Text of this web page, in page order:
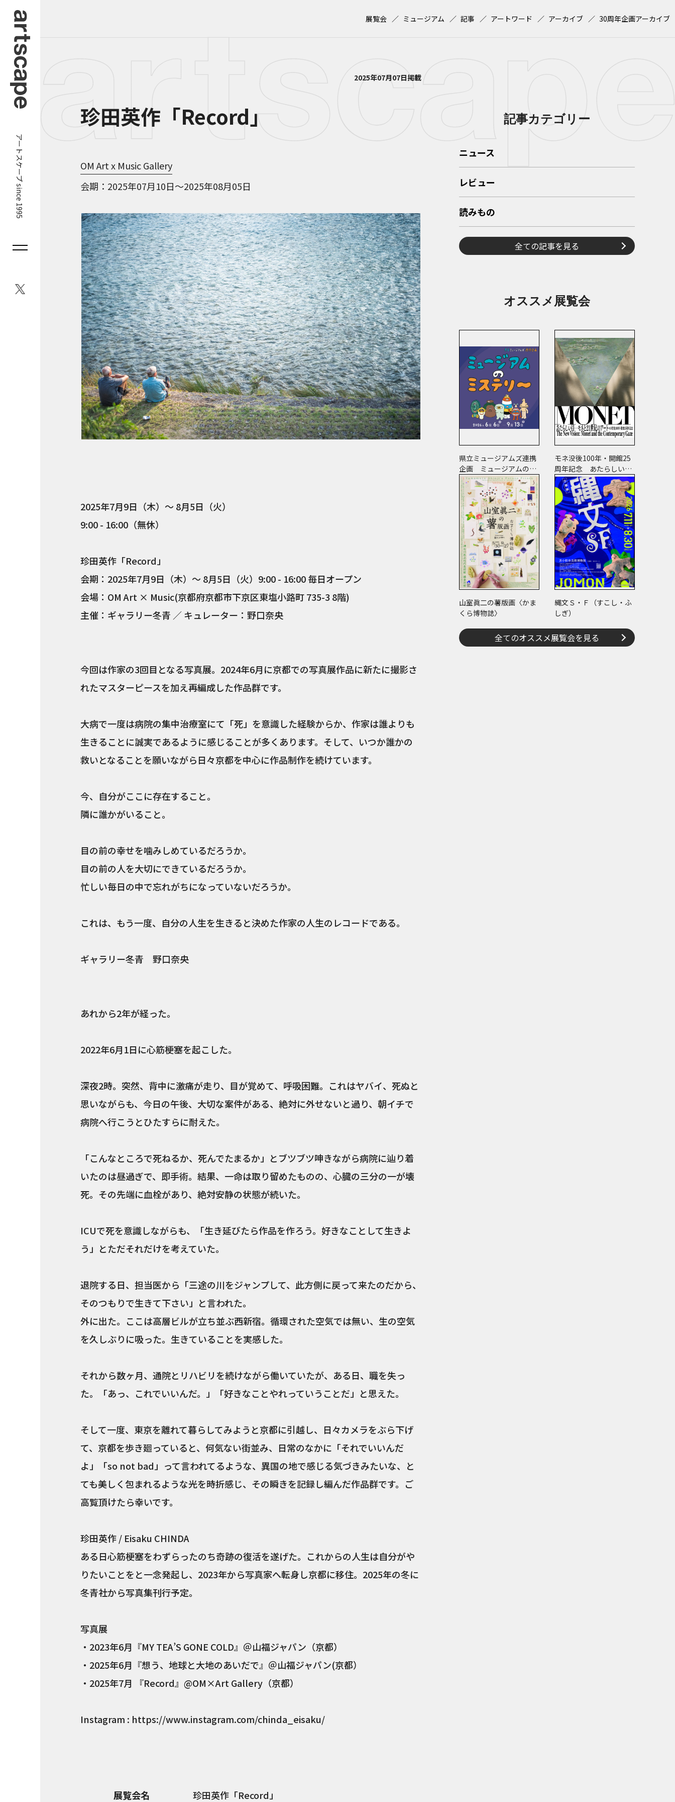
アートスケープ since 1995
展覧会 ミュージアム 記事 アートワード アーカイブ 30周年企画アーカイブ
2025年07月07日掲載
珍田英作「Record」
OM Art x Music Gallery
会期
2025年07月10日～2025年08月05日
2025年7月9日（木）〜 8月5日（火）
9:00 - 16:00（無休）
珍田英作「Record」
会期：2025年7月9日（木）〜 8月5日（火）9:00 - 16:00 毎日オープン
会場：OM Art × Music(京都府京都市下京区東塩小路町 735-3 8階)
主催：ギャラリー冬⻘ ／ キュレーター：野口奈央
今回は作家の3回目となる写真展。2024年6月に京都での写真展作品に新たに撮影さ
れたマスターピースを加え再編成した作品群です。
大病で一度は病院の集中治療室にて「死」を意識した経験からか、作家は誰よりも
生きることに誠実であるように感じることが多くあります。そして、いつか誰かの
救いとなることを願いながら日々京都を中心に作品制作を続けています。
今、自分がここに存在すること。
隣に誰かがいること。
目の前の幸せを噛みしめているだろうか。
目の前の人を大切にできているだろうか。
忙しい毎日の中で忘れがちになっていないだろうか。
これは、もう一度、自分の人生を生きると決めた作家の人生のレコードである。
ギャラリー冬青 野口奈央
あれから2年が経った。
2022年6月1日に心筋梗塞を起こした。
深夜2時。突然、背中に激痛が走り、目が覚めて、呼吸困難。これはヤバイ、死ぬと
思いながらも、今日の午後、大切な案件がある、絶対に外せないと過り、朝イチで
病院へ行こうとひたすらに耐えた。
「こんなところで死ねるか、死んでたまるか」とブツブツ呻きながら病院に辿り着
いたのは昼過ぎで、即手術。結果、一命は取り留めたものの、心臓の三分の一が壊
死。その先端に血栓があり、絶対安静の状態が続いた。
ICUで死を意識しながらも、「生き延びたら作品を作ろう。好きなことして生きよ
う」とただそれだけを考えていた。
退院する日、担当医から「三途の川をジャンプして、此方側に戻って来たのだから、
そのつもりで生きて下さい」と言われた。
外に出た。ここは高層ビルが立ち並ぶ西新宿。循環された空気では無い、生の空気
を久しぶりに吸った。生きていることを実感した。
それから数ヶ月、通院とリハビリを続けながら働いていたが、ある日、職を失っ
た。「あっ、これでいいんだ。」「好きなことやれっていうことだ」と思えた。
そして一度、東京を離れて暮らしてみようと京都に引越し、日々カメラをぶら下げ
て、京都を歩き廻っていると、何気ない街並み、日常のなかに「それでいいんだ
よ」「so not bad」って言われてるような、異国の地で感じる気づきみたいな、と
ても美しく包まれるような光を時折感じ、その瞬きを記録し編んだ作品群です。ご
高覧頂けたら幸いです。
珍田英作 / Eisaku CHINDA
ある日心筋梗塞をわずらったのち奇跡の復活を遂げた。これからの人生は自分がや
りたいことをと一念発起し、2023年から写真家へ転身し京都に移住。2025年の冬に
冬青社から写真集刊行予定。
写真展
・2023年6月『MY TEA’S GONE COLD』＠山福ジャパン（京都）
・2025年6月『想う、地球と大地のあいだで』＠山福ジャパン(京都）
・2025年7月 『Record』@OM×Art Gallery（京都）
Instagram : https://www.instagram.com/chinda_eisaku/
展覧会名 珍田英作「Record」
記事カテゴリー
ニュース
レビュー
読みもの
全ての記事を見る
オススメ展覧会
県立ミュージアムズ連携
企画 ミュージアムのミ
ステリー
モネ没後100年・開館25
周年記念 あたらしい目
― モネと21世紀のアート
山室眞二の薯版画〈かま
くら博物誌〉
縄文Ｓ・Ｆ（すこし・ふ
しぎ）
全てのオススメ展覧会を見る